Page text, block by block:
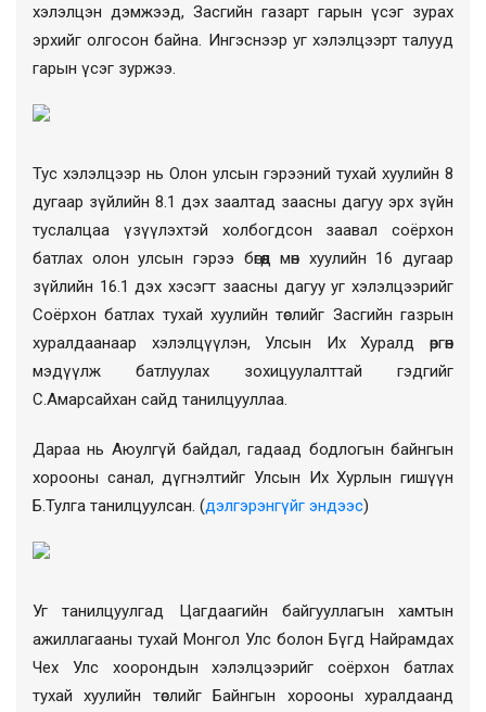
хэлэлцэн дэмжээд, Засгийн газарт гарын үсэг зурах
эрхийг олгосон байна. Ингэснээр уг хэлэлцээрт талууд
гарын үсэг зуржээ.
Тус хэлэлцээр нь Олон улсын гэрээний тухай хуулийн 8
дугаар зүйлийн 8.1 дэх заалтад заасны дагуу эрх зүйн
туслалцаа үзүүлэхтэй холбогдсон заавал соёрхон
батлах олон улсын гэрээ бөгөөд мөн хуулийн 16 дугаар
зүйлийн 16.1 дэх хэсэгт заасны дагуу уг хэлэлцээрийг
Соёрхон батлах тухай хуулийн төслийг Засгийн газрын
хуралдаанаар хэлэлцүүлэн, Улсын Их Хуралд өргөн
мэдүүлж батлуулах зохицуулалттай гэдгийг
С.Амарсайхан сайд танилцууллаа.
Дараа нь Аюулгүй байдал, гадаад бодлогын байнгын
хорооны санал, дүгнэлтийг Улсын Их Хурлын гишүүн
Б.Тулга танилцуулсан. (дэлгэрэнгүйг эндээс)
Уг танилцуулгад Цагдаагийн байгууллагын хамтын
ажиллагааны тухай Монгол Улс болон Бүгд Найрамдах
Чех Улс хоорондын хэлэлцээрийг соёрхон батлах
тухай хуулийн төслийгБайнгын хорооны хуралдаанд